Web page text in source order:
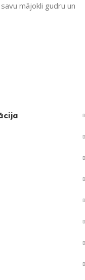
mājokli gudru un